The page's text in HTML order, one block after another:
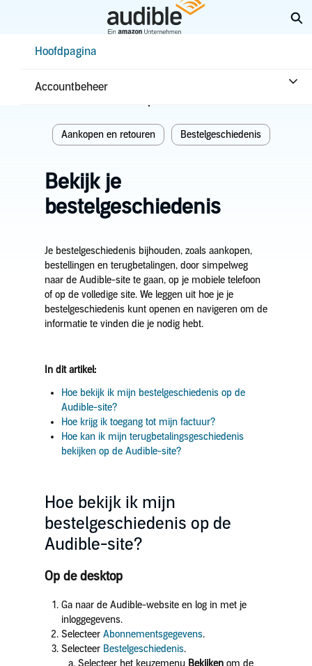
hoofdinhoudHoofdpagina
Accountbeheer
Hoofdpagina
Aankopen en retouren Bestelgeschiedenis
Bekijk je
bestelgeschiedenis
Je bestelgeschiedenis bijhouden, zoals aankopen,
bestellingen en terugbetalingen, door simpelweg
naar de Audible-site te gaan, op je mobiele telefoon
of op de volledige site. We leggen uit hoe je je
bestelgeschiedenis kunt openen en navigeren om de
informatie te vinden die je nodig hebt.
In dit artikel:
Hoe bekijk ik mijn bestelgeschiedenis op de
Audible-site?
Hoe krijg ik toegang tot mijn factuur?
Hoe kan ik mijn terugbetalingsgeschiedenis
bekijken op de Audible-site?
Hoe bekijk ik mijn
bestelgeschiedenis op de
Audible-site?
Op de desktop
Ga naar de Audible-website en log in met je
inloggegevens.
Selecteer Abonnementsgegevens.
Selecteer Bestelgeschiedenis.
Selecteer het keuzemenu Bekijken om de